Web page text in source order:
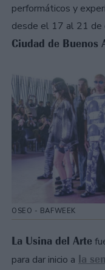
performáticos y
desde el 17 al 21 de
Ciudad de Buenos
OSEO - BAFWEEK
La Usina del Arte
para dar inicio a la